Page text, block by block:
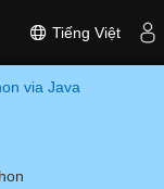
Tiếng Việt
via Java